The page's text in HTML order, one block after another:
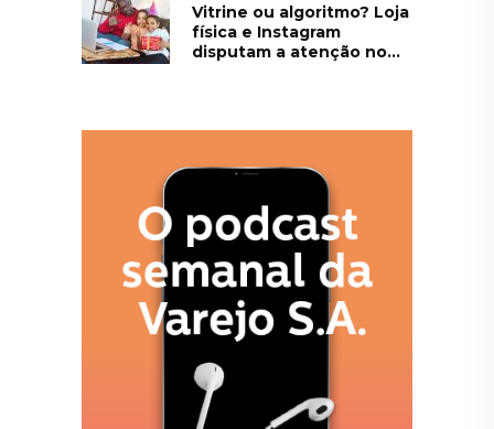
Vitrine ou algoritmo? Loja
física e Instagram
disputam a atenção no...